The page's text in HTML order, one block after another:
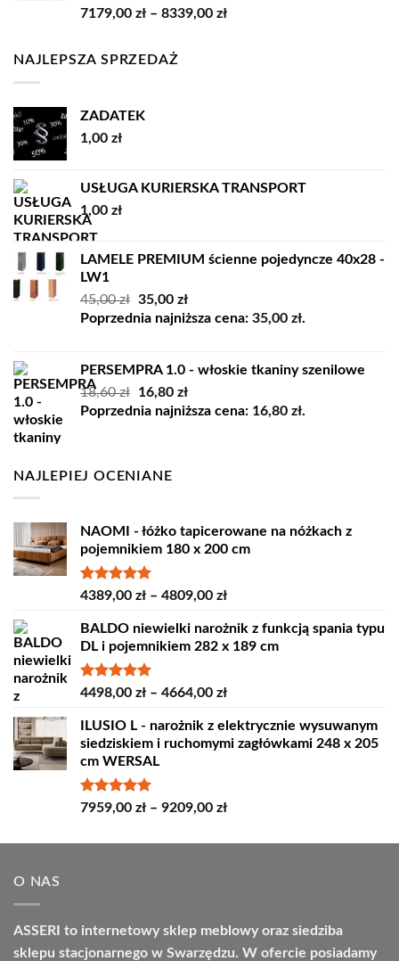
7179,00 zł – 8339,00 złZakres
NAJLEPSZA SPRZEDAŻ
ZADATEK
1,00 zł
USŁUGA KURIERSKA TRANSPORT
1,00 zł
LAMELE PREMIUM ścienne pojedyncze 40x28 -
LW1
45,00zł Pierwotna
cena
35,00 złAktualna
cena
Poprzednia najniższa cena: 35,00 zł.
PERSEMPRA 1.0 - włoskie tkaniny szenilowe
18,60zł
Pierwotna
cena
16,80 złAktualna
cena
Poprzednia najniższa cena: 16,80 zł.
NAJLEPIEJ OCENIANE
NAOMI - łóżko tapicerowane na nóżkach z
pojemnikiem 180 x 200 cm
Oceniono
4389,00 zł – 4809,00 złZakres
od
4389,00 zł
4809,00 zł
BALDO niewielki narożnik z funkcją spania typu
DL i pojemnikiem 282 x 189 cm
Oceniono
4498,00 zł – 4664,00 złZakres
od
4498,00 zł
ILUSIO L - narożnik z elektrycznie wysuwanym
siedziskiem i ruchomymi zagłówkami 248 x 205
cm WERSAL
Oceniono
7959,00 zł – 9209,00 złZakres
od
O NAS
ASSERI to internetowy sklep meblowy oraz siedziba
sklepu stacjonarnego w Swarzędzu. W ofercie posiadamy